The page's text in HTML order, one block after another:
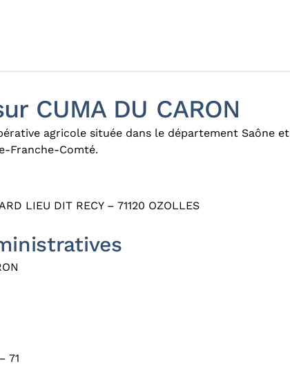
CUMA DU CARON
agricole située dans le département Saône et
Franche-Comté.
LIEU DIT RECY – 71120 OZOLLES
71